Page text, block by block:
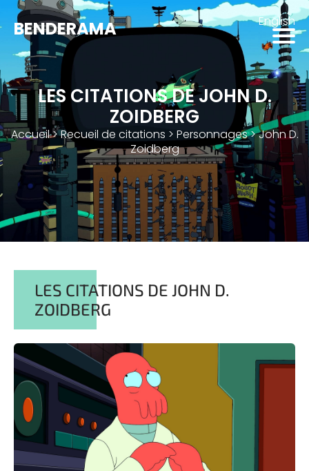
LES CITATIONS DE JOHN D.
ZOIDBERG
Accueil>Recueil de citations > Personnages>John D.
Zoidberg
BENDERAMA English
LES CITATIONS DE JOHN D.
ZOIDBERG